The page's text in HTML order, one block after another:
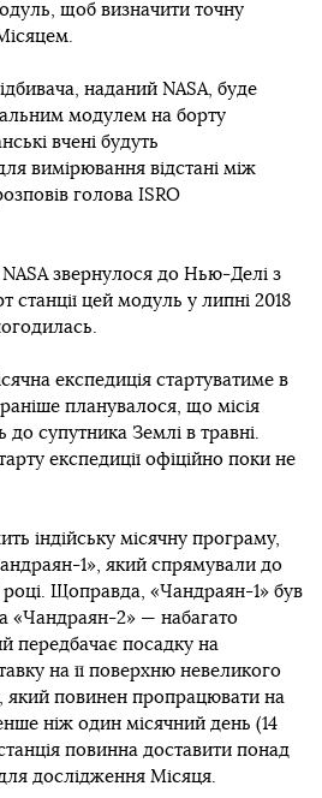
щоб визначити точну
наданий NASA, буде
модулем на борту
вчені будуть
вимірювання відстані між
голова ISRO
звернулося до Нью-Делі з
станції цей модуль у липні 2018
експедиція стартуватиме в
планувалося, що місія
супутника Землі в травні.
експедиції офіційно поки не
індійську місячну програму,
1», який спрямували до
році. Щоправда, «Чандраян-1» був
«Чандраян-2» — набагато
передбачає посадку на
на її поверхню невеликого
який повинен пропрацювати на
ніж один місячний день (14
повинна доставити понад
дослідження Місяця.